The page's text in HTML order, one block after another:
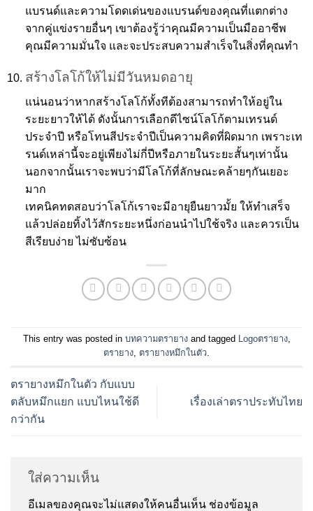
แบรนด์และความโดดเด่นของแบรนด์ของคุณที่แตกต่าง
จากคู่แข่งรายอื่นๆ เขาต้องรู้ว่าคุณมีความเป็นมืออาชีพ
คุณมีความมั่นใจ และจะประสบความสำเร็จในสิ่งที่คุณทำ
สร้างโลโก้ให้ไม่มีวันหมดอายุ
แน่นอนว่าหากสร้างโลโก้ทั้งทีต้องสามารถทำให้อยู่ใน
ระยะยาวให้ได้ ดังนั้นการเลือกดีไซน์โลโก้ตามเทรนด์
ประจำปี หรือโทนสีประจำปีเป็นความคิดที่ผิดมาก เพราะเท
รนด์เหล่านี้จะอยู่เพียงไม่กี่ปีหรือภายในระยะสั้นๆเท่านั้น
นอกจากนั้นเราจะพบว่ามีโลโก้ที่ลักษณะคล้ายๆกันเยอะ
มาก
เทคนิคทดสอบว่าโลโก้เราจะมีอายุยืนยาวมั้ย ให้ทำเสร็จ
แล้วปล่อยทิ้งไว้สักระยะหนึ่งก่อนนำไปใช้จริง และควรเป็น
สีเรียบง่าย ไม่ซับซ้อน
This entry was posted in บทความตรายางand tagged Logoตรายาง,
ตรายาง ตรายางหมึกในตัว
ตรายางหมึกในตัว กับแบบ
ตลับหมึกแยก แบบไหนใช้ดี
กว่ากัน
เรื่องเล่าตราประทับไทย
ใส่ความเห็น
อีเมลของคุณจะไม่แสดงให้คนอื่นเห็น ช่องข้อมูล